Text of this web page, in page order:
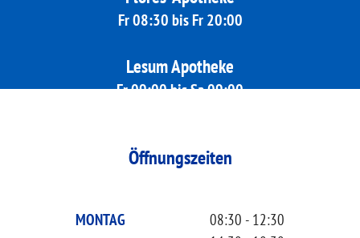
Fr 08:30 bis Fr 20:00
Lesum Apotheke
Fr 09:00 bis Sa 09:00
Öffnungszeiten
MONTAG
08:30 - 12:30